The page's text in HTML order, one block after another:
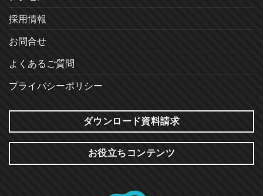
採用情報
お問合せ
よくあるご質問
プライバシーポリシー
ダウンロード資料請求
お役立ちコンテンツ